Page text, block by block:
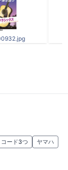
コード3つ
ヤマハ